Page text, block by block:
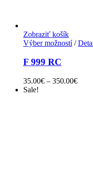
Zobraziť košík
Výber možností/
F 999 RC
35.00€ – 350.00€
Sale!